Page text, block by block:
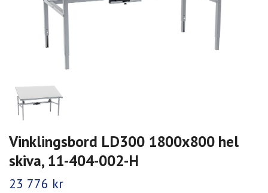
Vinklingsbord LD300 1800x800 hel
skiva, 11-404-002-H
23 776 kr